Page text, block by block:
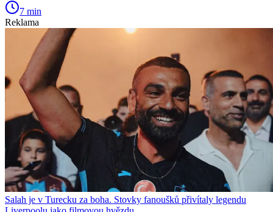
7 min
Reklama
Salah je v Turecku za boha. Stovky fanoušků přivítaly legendu